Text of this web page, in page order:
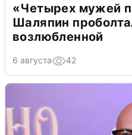
«Четырех мужей
Шаляпин
возлюбленной
6 августа 42